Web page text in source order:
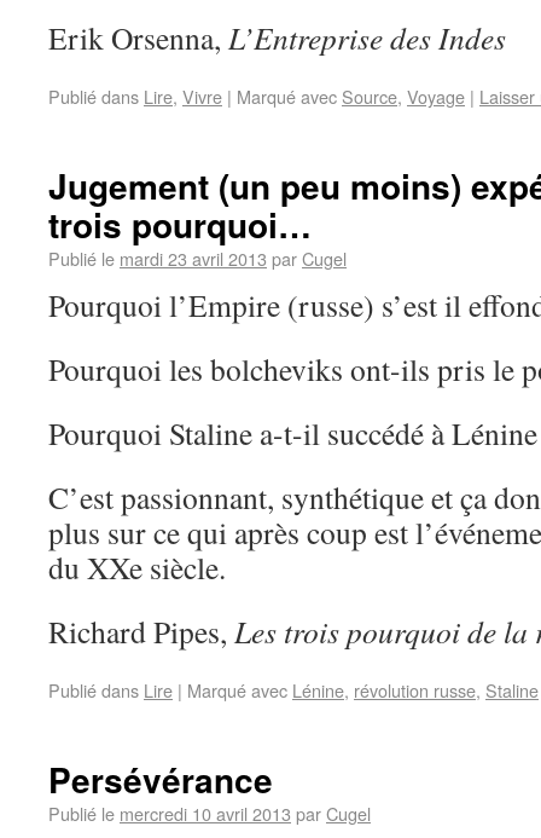
Erik Orsenna, L’Entreprise des Indes
Publié dans Lire, Vivre | Marqué avec Source, Voyage |
Jugement (un peu moins)
trois pourquoi…
Publié le mardi 23 avril 2013 parCugel
Pourquoi l’Empire (russe) s’est il
Pourquoi les bolcheviks ont-ils pris le
Pourquoi Staline a-t-il succédé à
C’est passionnant, synthétique et ça
plus sur ce qui après coup est
du XXe siècle.
Richard Pipes, Les trois pourquoi de la
Publié dans Lire | Marqué avec Lénine, révolution russe, Staline
Persévérance
Publié le mercredi 10 avril 2013 parCugel